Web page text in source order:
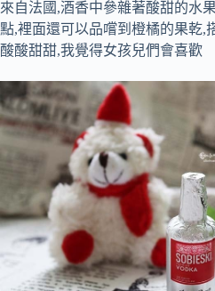
來自法國,酒香中參雜著酸甜的水
點,裡面還可以品嚐到橙橘的果乾,
酸酸甜甜,我覺得女孩兒們會喜歡